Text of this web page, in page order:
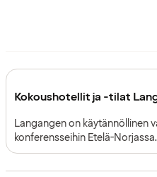
Kokoushotellit ja -tilat
Langangen on käytännöllinen
konferensseihin Etelä-
alue, suora yhteys